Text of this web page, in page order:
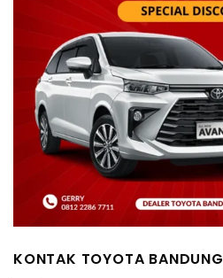
KONTAK TOYOTA BANDUNG